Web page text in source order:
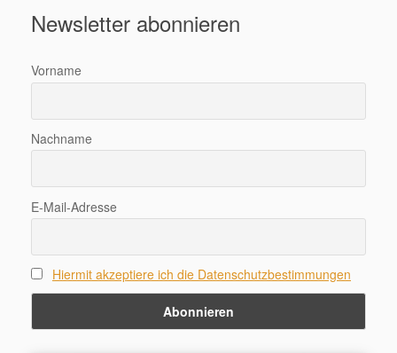
Newsletter abonnieren
Vorname
Nachname
E-Mail-Adresse
Hiermit akzeptiere ich die Datenschutzbestimmungen